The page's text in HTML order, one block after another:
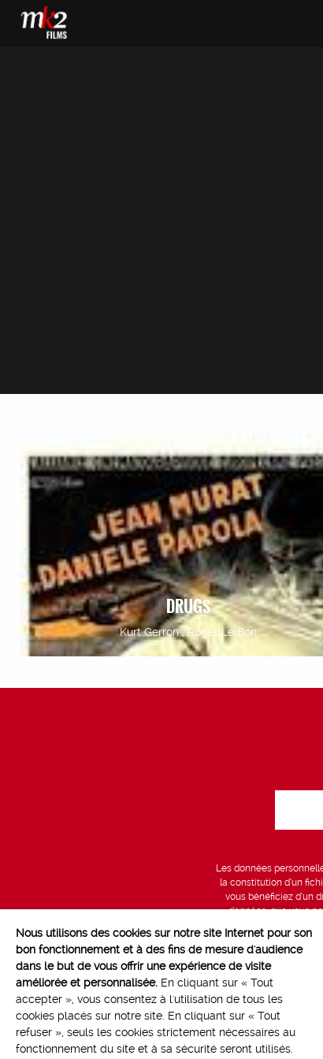
DRUGS
Kurt Gerron , Roger Le Bon
Les données
la constitution d’un
vous bénéficiez d’un
données, que vous
Line up
Marchés
Politique de
Nous utilisons des cookies sur notre site Internet pour son
bon fonctionnement et à des fins de mesure d'audience
dans le but de vous offrir une expérience de visite
améliorée et personnalisée. En cliquant sur « Tout
accepter », vous consentez à l'utilisation de tous les
cookies placés sur notre site. En cliquant sur « Tout
refuser », seuls les cookies strictement nécessaires au
fonctionnement du site et à sa sécurité seront utilisés.